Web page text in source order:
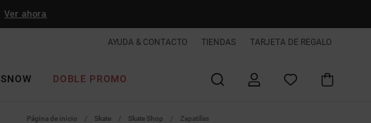
Ver ahora
AYUDA & CONTACTO TIENDAS TARJETA DE REGALO
SNOW DOBLE PROMO
Página de inicio Skate Skate Shop Zapatillas